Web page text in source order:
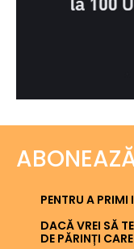
PENTRU A PRIMI
DACĂ VREI SĂ
DE PĂRINȚI